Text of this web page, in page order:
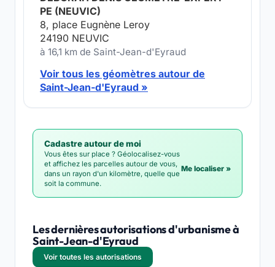
PE (NEUVIC)
8, place Eugnène Leroy
24190 NEUVIC
à 16,1 km de Saint-Jean-d'Eyraud
Voir tous les géomètres autour de
Saint-Jean-d'Eyraud »
Cadastre autour de moi
Vous êtes sur place ? Géolocalisez-vous
et affichez les parcelles autour de vous,
dans un rayon d'un kilomètre, quelle que
soit la commune.
Me localiser »
Les dernières autorisations d'urbanisme à
Saint-Jean-d'Eyraud
Voir toutes les autorisations